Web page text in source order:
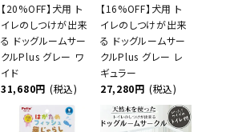
【20%OFF】犬用 ト
イレのしつけが出来
る ドッグルームサー
クルPlus グレー ワ
イド
31,680円 (税込)
【16%OFF】犬用 ト
イレのしつけが出来
る ドッグルームサー
クルPlus グレー レ
ギュラー
27,280円 (税込)